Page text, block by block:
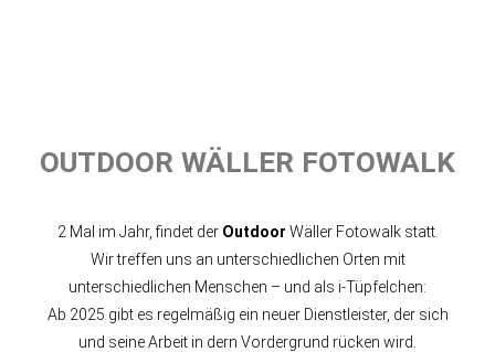
OUTDOOR WÄLLER FOTOWALK
2 Mal im Jahr, findet der Outdoor Wäller Fotowalk statt.
Wir treffen uns an unterschiedlichen Orten mit
unterschiedlichen Menschen – und als i-Tüpfelchen:
Ab 2025 gibt es regelmäßig ein neuer Dienstleister, der sich
und seine Arbeit in dern Vordergrund rücken wird.